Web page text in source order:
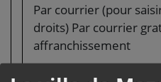
Par courrier (pour
droits) Par courrier
affranchissement